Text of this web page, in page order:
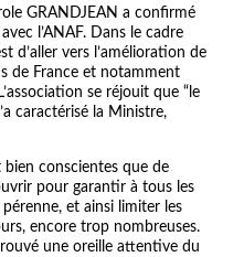
GRANDJEAN a confirmé
l’ANAF. Dans le cadre
d’aller vers l’amélioration de
de France et notamment
se réjouit que “le
caractérisé la Ministre,
bien conscientes que de
pour garantir à tous les
et ainsi limiter les
encore trop nombreuses.
une oreille attentive du